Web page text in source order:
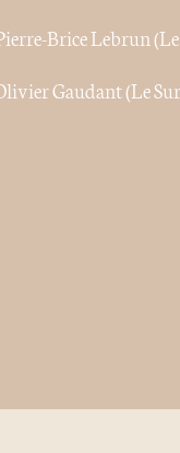
Brice Lebrun
Gaudant (Le